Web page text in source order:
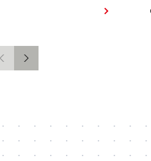
PoprzedniNastępny